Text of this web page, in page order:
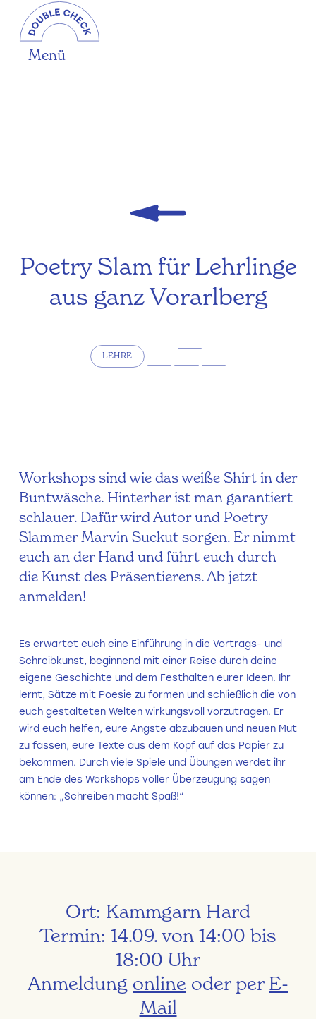
Menü
Poetry Slam für Lehrlinge
aus ganz Vorarlberg
LEHRE
Workshops sind wie das weiße Shirt in der
Buntwäsche. Hinterher ist man garantiert
schlauer. Dafür wird Autor und Poetry
Slammer Marvin Suckut sorgen. Er nimmt
euch an der Hand und führt euch durch
die Kunst des Präsentierens. Ab jetzt
anmelden!
Es erwartet euch eine Einführung in die Vortrags- und
Schreibkunst, beginnend mit einer Reise durch deine
eigene Geschichte und dem Festhalten eurer Ideen. Ihr
lernt, Sätze mit Poesie zu formen und schließlich die von
euch gestalteten Welten wirkungsvoll vorzutragen. Er
wird euch helfen, eure Ängste abzubauen und neuen Mut
zu fassen, eure Texte aus dem Kopf auf das Papier zu
bekommen. Durch viele Spiele und Übungen werdet ihr
am Ende des Workshops voller Überzeugung sagen
können: „Schreiben macht Spaß!“
Ort: Kammgarn Hard
Termin: 14.09. von 14:00 bis
18:00 Uhr
Anmeldung online oder per E-
Mail